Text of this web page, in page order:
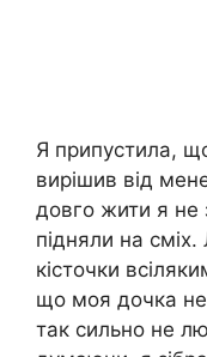
Я припустила,
вирішив від
довго жити я не
підняли на
кісточки
що моя дочка
так сильно не